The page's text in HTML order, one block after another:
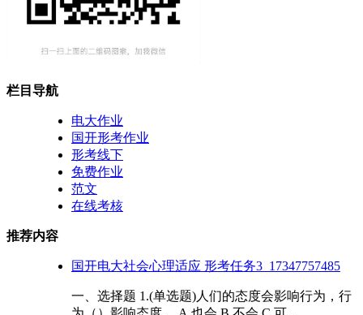
栏目导航
电大作业
国开形考作业
形考线下
免费作业
范文
在线考核
推荐内容
国开电大社会心理适应 形考任务3_17347757485
一、选择题 1.(单选题)人们的态度会影响行为，行